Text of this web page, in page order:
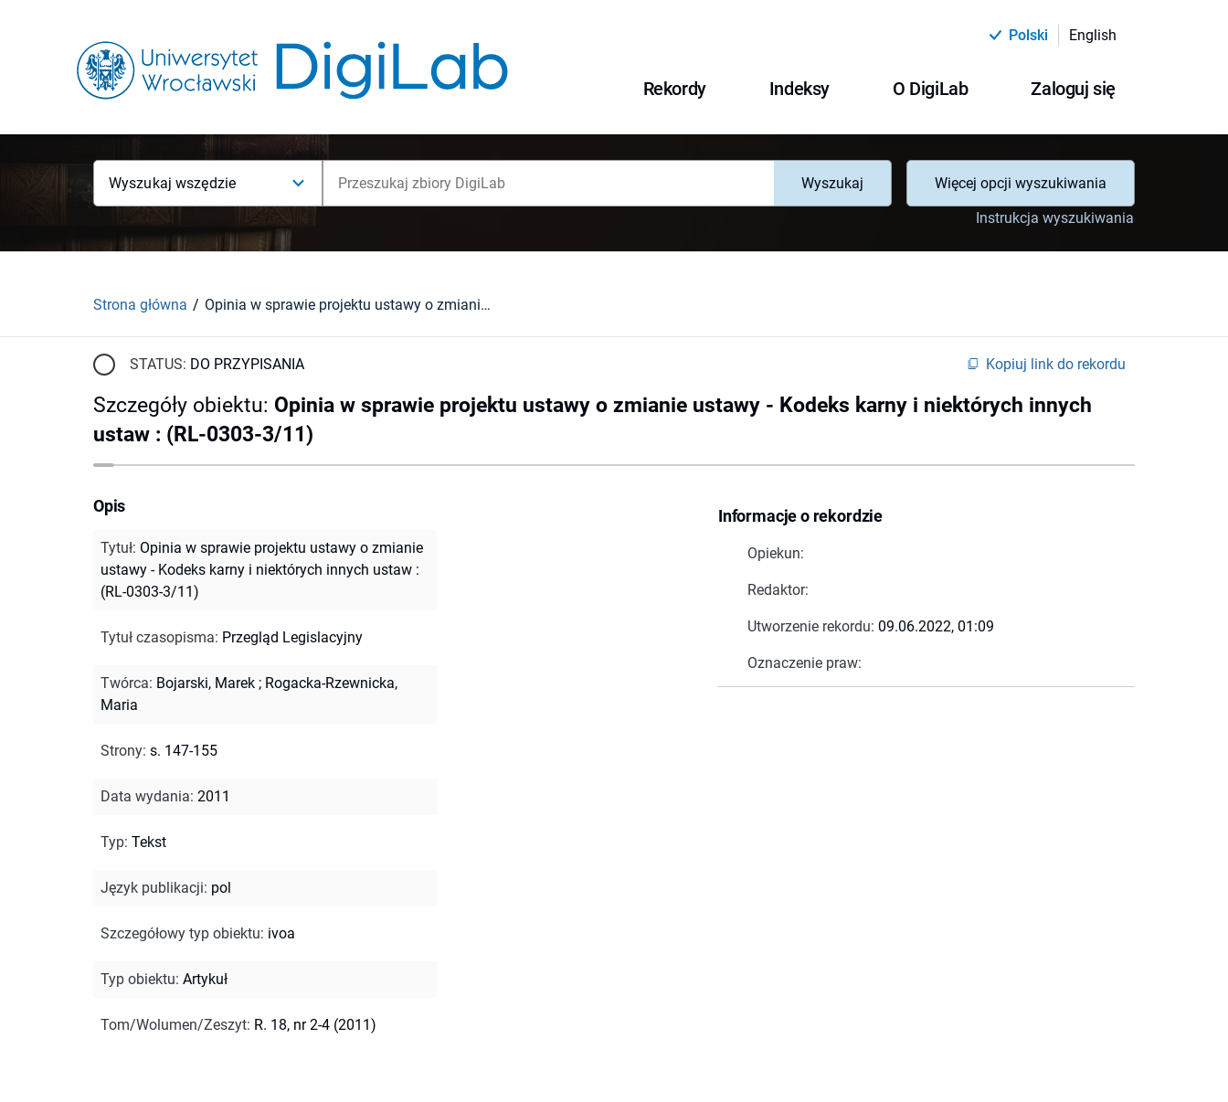
Polski English
Rekordy Indeksy O DigiLab Zaloguj się
Wyszukaj wszędzie Wyszukaj
Więcej opcji wyszukiwania
Instrukcja wyszukiwania
Strona główna Opinia w sprawie projektu ustawy o zmianie ustawy - Kodeks karny i niektórych innych ustaw : (RL-0303-3/11)
STATUS: DO PRZYPISANIA Kopiuj link do rekordu
Szczegóły obiektu: Opinia w sprawie projektu ustawy o zmianie ustawy - Kodeks karny i niektórych innych
ustaw : (RL-0303-3/11)
Informacje o rekordzie
Opiekun:
Redaktor:
Utworzenie rekordu: 09.06.2022, 01:09
Oznaczenie praw:
Opis
Tytuł: Opinia w sprawie projektu ustawy o zmianie
ustawy - Kodeks karny i niektórych innych ustaw :
(RL-0303-3/11)
Tytuł czasopisma: Przegląd Legislacyjny
Twórca: Bojarski, Marek ; Rogacka-Rzewnicka,
Maria
Strony: s. 147-155
Data wydania: 2011
Typ: Tekst
Język publikacji: pol
Szczegółowy typ obiektu: ivoa
Typ obiektu: Artykuł
Tom/Wolumen/Zeszyt: R. 18, nr 2-4 (2011)